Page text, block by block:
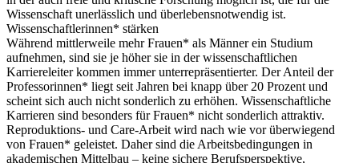
Wissenschaft unerlässlich und überlebensnotwendig ist.
Wissenschaftlerinnen* stärken
Während mittlerweile mehr Frauen* als Männer ein Studium
aufnehmen, sind sie je höher sie in der wissenschaftlichen
Karriereleiter kommen immer unterrepräsentierter. Der Anteil der
Professorinnen* liegt seit Jahren bei knapp über 20 Prozent und
scheint sich auch nicht sonderlich zu erhöhen. Wissenschaftliche
Karrieren sind besonders für Frauen* nicht sonderlich attraktiv.
Reproduktions- und Care-Arbeit wird nach wie vor überwiegend
von Frauen* geleistet. Daher sind die Arbeitsbedingungen in
akademischen Mittelbau – keine sichere Berufsperspektive,